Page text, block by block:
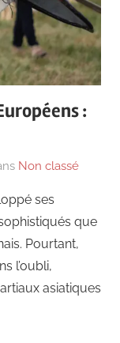
:
Non classé
ses
que
Pourtant,
l’oubli,
asiatiques